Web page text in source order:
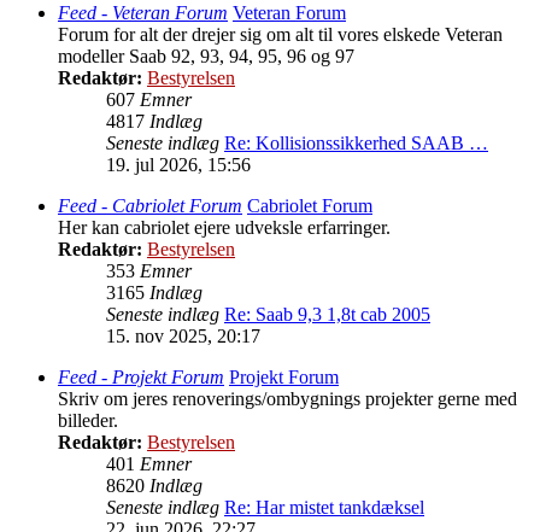
Feed - Veteran Forum Veteran Forum
Forum for alt der drejer sig om alt til vores elskede Veteran
modeller Saab 92, 93, 94, 95, 96 og 97
Redaktør: Bestyrelsen
607 Emner
4817 Indlæg
Seneste indlæg Re: Kollisionssikkerhed SAAB …
19. jul 2026, 15:56
Feed - Cabriolet Forum Cabriolet Forum
Her kan cabriolet ejere udveksle erfarringer.
Redaktør: Bestyrelsen
353 Emner
3165 Indlæg
Seneste indlæg Re: Saab 9,3 1,8t cab 2005
15. nov 2025, 20:17
Feed - Projekt Forum Projekt Forum
Skriv om jeres renoverings/ombygnings projekter gerne med
billeder.
Redaktør: Bestyrelsen
401 Emner
8620 Indlæg
Seneste indlæg Re: Har mistet tankdæksel